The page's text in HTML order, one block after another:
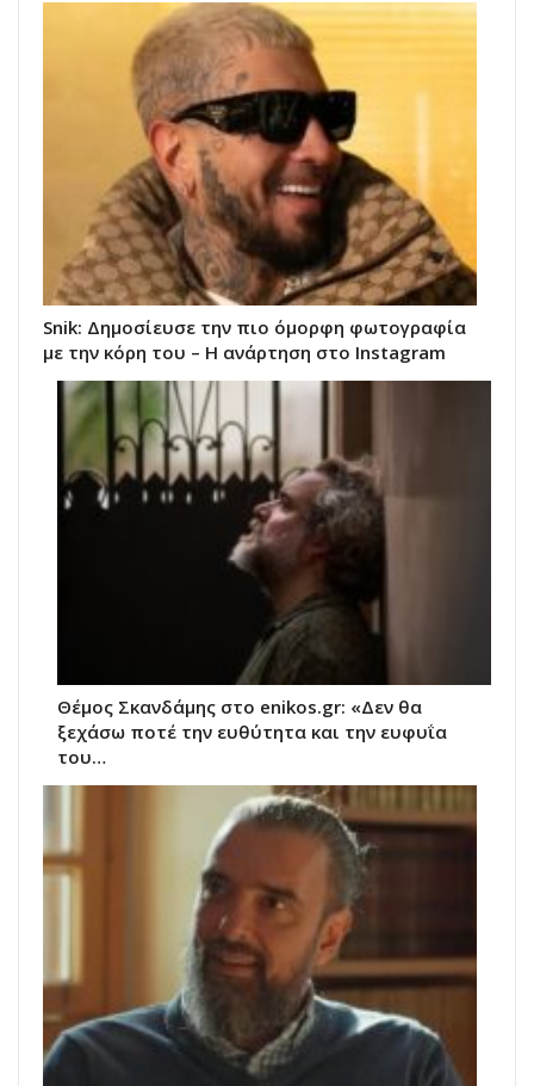
Snik: Δημοσίευσε την πιο όμορφη φωτογραφία
με την κόρη του – Η ανάρτηση στο Instagram
Θέμος Σκανδάμης στο enikos.gr: «Δεν θα
ξεχάσω ποτέ την ευθύτητα και την ευφυΐα
του…